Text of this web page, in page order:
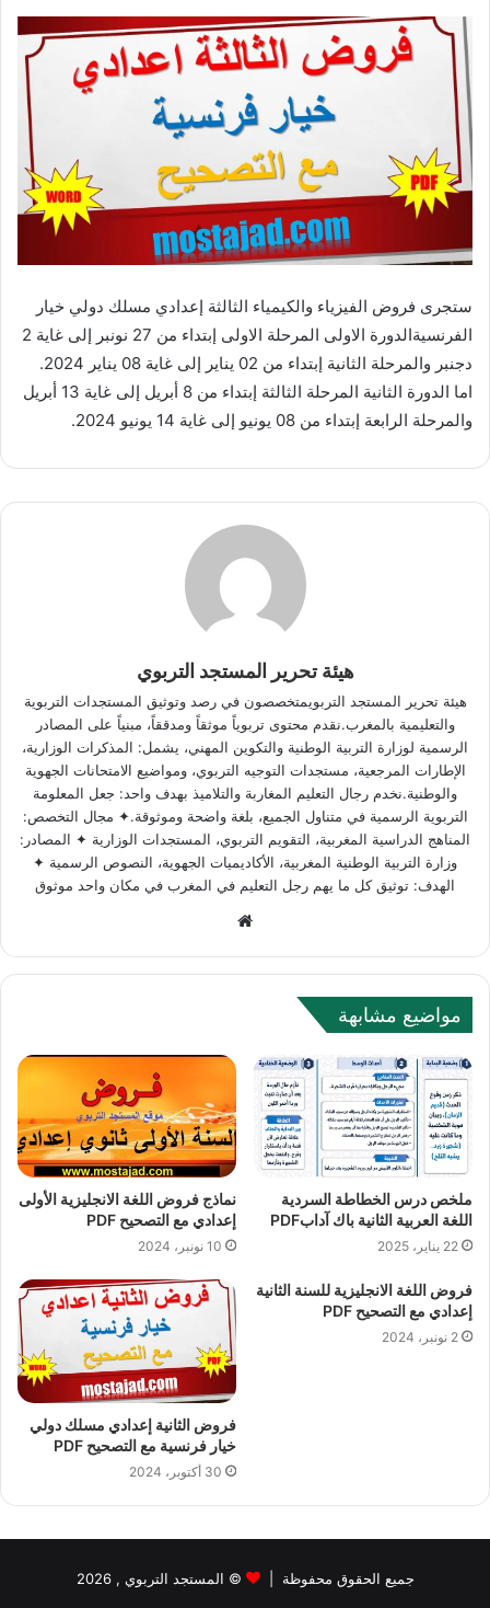
ستجرى فروض الفيزياء والكيمياء الثالثة إعدادي مسلك دولي خيار
الفرنسيةالدورة الاولى المرحلة الاولى إبتداء من 27 نونبر إلى غاية 2
دجنبر والمرحلة الثانية إبتداء من 02 يناير إلى غاية 08 يناير 2024.
اما الدورة الثانية المرحلة الثالثة إبتداء من 8 أبريل إلى غاية 13 أبريل
والمرحلة الرابعة إبتداء من 08 يونيو إلى غاية 14 يونيو 2024.
هيئة تحرير المستجد التربوي
هيئة تحرير المستجد التربويمتخصصون في رصد وتوثيق المستجدات التربوية
والتعليمية بالمغرب.نقدم محتوى تربوياً موثقاً ومدققاً، مبنياً على المصادر
الرسمية لوزارة التربية الوطنية والتكوين المهني، يشمل: المذكرات الوزارية،
الإطارات المرجعية، مستجدات التوجيه التربوي، ومواضيع الامتحانات الجهوية
والوطنية.نخدم رجال التعليم المغاربة والتلاميذ بهدف واحد: جعل المعلومة
التربوية الرسمية في متناول الجميع، بلغة واضحة وموثوقة.✦ مجال التخصص:
المناهج الدراسية المغربية، التقويم التربوي، المستجدات الوزارية ✦ المصادر:
وزارة التربية الوطنية المغربية، الأكاديميات الجهوية، النصوص الرسمية ✦
الهدف: توثيق كل ما يهم رجل التعليم في المغرب في مكان واحد موثوق
مواضيع مشابهة
ملخص درس الخطاطة السردية
اللغة العربية الثانية باك آدابPDF
22 يناير، 2025
نماذج فروض اللغة الانجليزية الأولى
إعدادي مع التصحيح PDF
10 نونبر، 2024
فروض اللغة الانجليزية للسنة الثانية
إعدادي مع التصحيح PDF
2 نونبر، 2024
فروض الثانية إعدادي مسلك دولي
خيار فرنسية مع التصحيح PDF
30 أكتوبر، 2024
جميع الحقوق محفوظة | © المستجد التربوي , 2026